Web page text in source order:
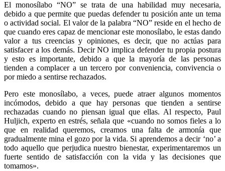
El monosílabo “NO” se trata de una habilidad muy necesaria,
debido a que permite que puedas defender tu posición ante un tema
o actividad social. El valor de la palabra “NO” reside en el hecho de
que cuando eres capaz de mencionar este monosílabo, le estas dando
valor a tus creencias y opiniones, es decir, que no actúas para
satisfacer a los demás. Decir NO implica defender tu propia postura
y esto es importante, debido a que la mayoría de las personas
tienden a complacer a un tercero por conveniencia, convivencia o
por miedo a sentirse rechazados.
Pero este monosílabo, a veces, puede atraer algunos momentos
incómodos, debido a que hay personas que tienden a sentirse
rechazadas cuando no piensan igual que ellas. Al respecto, Paul
Huljich, experto en estrés, señala que «cuando no somos fieles a lo
que en realidad queremos, creamos una falta de armonía que
gradualmente mina el gozo por la vida. Si aprendemos a decir ‘no’ a
todo aquello que perjudica nuestro bienestar, experimentaremos un
fuerte sentido de satisfacción con la vida y las decisiones que
tomamos».